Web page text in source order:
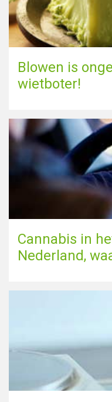
Blowen is
wietboter!
Cannabis in
Nederland,